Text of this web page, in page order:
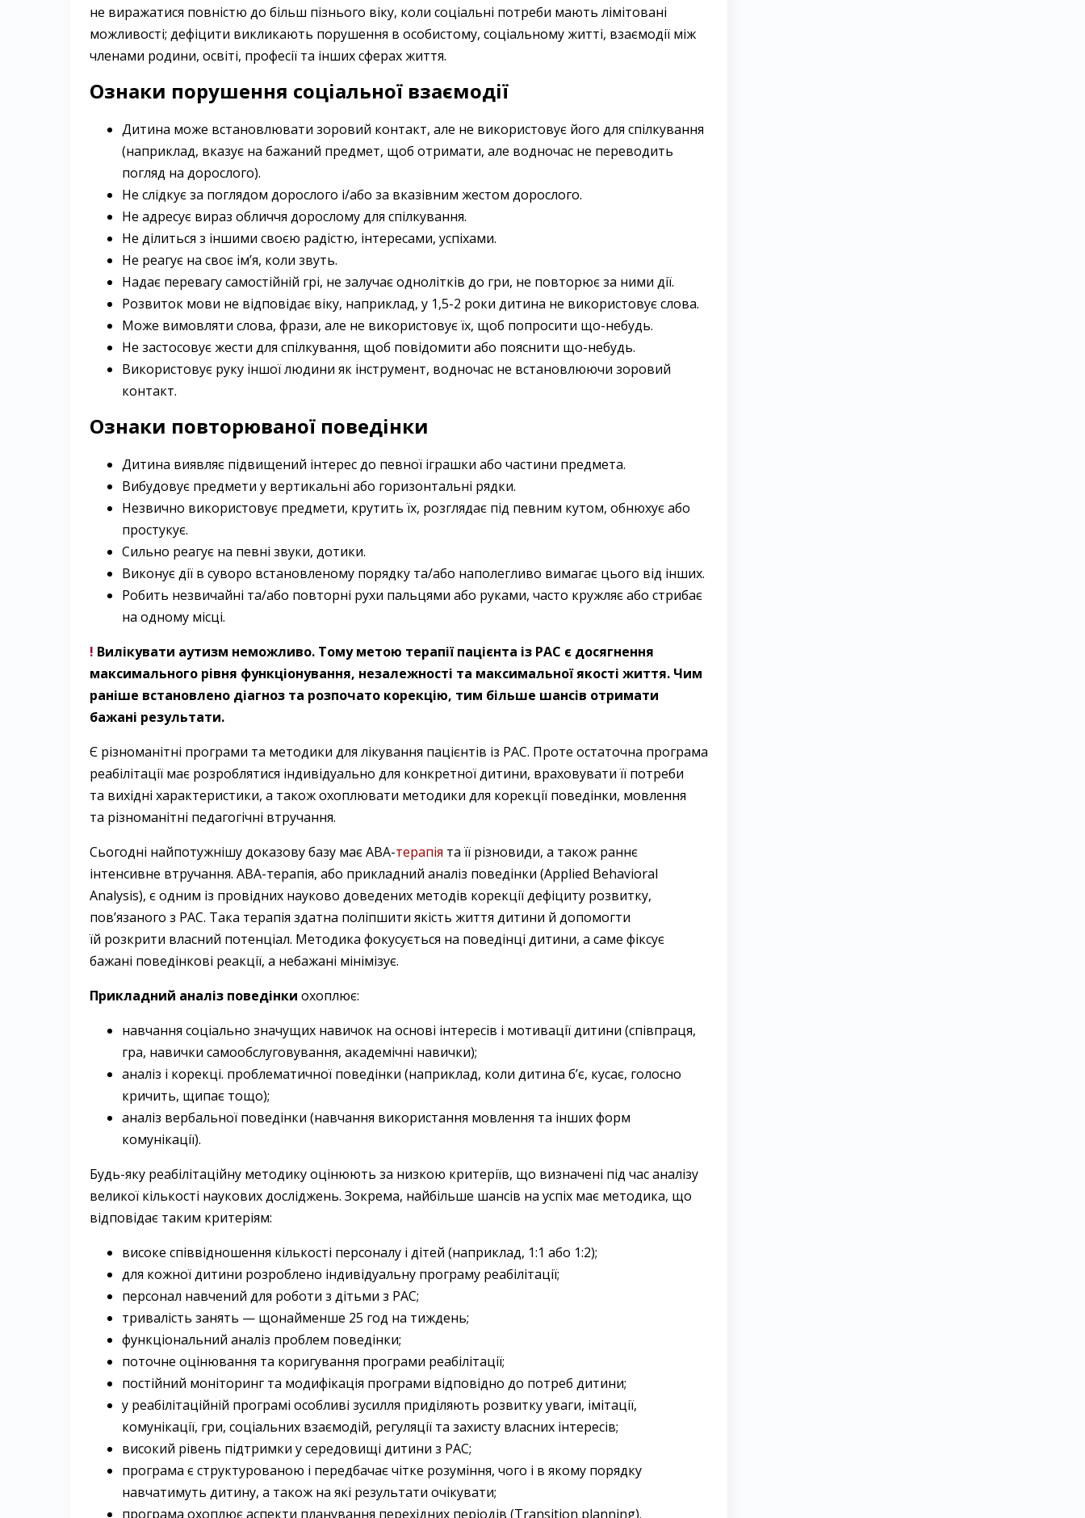
не виражатися повністю до більш пізнього віку, коли соціальні потреби мають лімітовані
можливості; дефіцити викликають порушення в особистому, соціальному житті, взаємодії між
членами родини, освіті, професії та інших сферах життя.
Ознаки порушення соціальної взаємодії
Дитина може встановлювати зоровий контакт, але не використовує його для спілкування
(наприклад, вказує на бажаний предмет, щоб отримати, але водночас не переводить
погляд на дорослого).
Не слідкує за поглядом дорослого і/або за вказівним жестом дорослого.
Не адресує вираз обличчя дорослому для спілкування.
Не ділиться з іншими своєю радістю, інтересами, успіхами.
Не реагує на своє ім’я, коли звуть.
Надає перевагу самостійній грі, не залучає однолітків до гри, не повторює за ними дії.
Розвиток мови не відповідає віку, наприклад, у 1,5-2 роки дитина не використовує слова.
Може вимовляти слова, фрази, але не використовує їх, щоб попросити що-небудь.
Не застосовує жести для спілкування, щоб повідомити або пояснити що-небудь.
Використовує руку іншої людини як інструмент, водночас не встановлюючи зоровий
контакт.
Ознаки повторюваної поведінки
Дитина виявляє підвищений інтерес до певної іграшки або частини предмета.
Вибудовує предмети у вертикальні або горизонтальні рядки.
Незвично використовує предмети, крутить їх, розглядає під певним кутом, обнюхує або
простукує.
Сильно реагує на певні звуки, дотики.
Виконує дії в суворо встановленому порядку та/або наполегливо вимагає цього від інших.
Робить незвичайні та/або повторні рухи пальцями або руками, часто кружляє або стрибає
на одному місці.
! Вилікувати аутизм неможливо. Тому метою терапії пацієнта із РАС є досягнення
максимального рівня функціонування, незалежності та максимальної якості життя. Чим
раніше встановлено діагноз та розпочато корекцію, тим більше шансів отримати
бажані результати.
Є різноманітні програми та методики для лікування пацієнтів із РАС. Проте остаточна програма
реабілітації має розроблятися індивідуально для конкретної дитини, враховувати її потреби
та вихідні характеристики, а також охоплювати методики для корекції поведінки, мовлення
та різноманітні педагогічні втручання.
Сьогодні найпотужнішу доказову базу має ABA-терапія та її різновиди, а також раннє
інтенсивне втручання. ABA-терапія, або прикладний аналіз поведінки (Applied Behavioral
Analysis), є одним із провідних науково доведених методів корекції дефіциту розвитку,
пов’язаного з РАС. Така терапія здатна поліпшити якість життя дитини й допомогти
їй розкрити власний потенціал. Методика фокусується на поведінці дитини, а саме фіксує
бажані поведінкові реакції, а небажані мінімізує.
Прикладний аналіз поведінки охоплює:
навчання соціально значущих навичок на основі інтересів і мотивації дитини (співпраця,
гра, навички самообслуговування, академічні навички);
аналіз і корекці. проблематичної поведінки (наприклад, коли дитина б’є, кусає, голосно
кричить, щипає тощо);
аналіз вербальної поведінки (навчання використання мовлення та інших форм
комунікації).
Будь-яку реабілітаційну методику оцінюють за низкою критеріїв, що визначені під час аналізу
великої кількості наукових досліджень. Зокрема, найбільше шансів на успіх має методика, що
відповідає таким критеріям:
високе співвідношення кількості персоналу і дітей (наприклад, 1:1 або 1:2);
для кожної дитини розроблено індивідуальну програму реабілітації;
персонал навчений для роботи з дітьми з РАС;
тривалість занять — щонайменше 25 год на тиждень;
функціональний аналіз проблем поведінки;
поточне оцінювання та коригування програми реабілітації;
постійний моніторинг та модифікація програми відповідно до потреб дитини;
у реабілітаційній програмі особливі зусилля приділяють розвитку уваги, імітації,
комунікації, гри, соціальних взаємодій, регуляції та захисту власних інтересів;
високий рівень підтримки у середовищі дитини з РАС;
програма є структурованою і передбачає чітке розуміння, чого і в якому порядку
навчатимуть дитину, а також на які результати очікувати;
програма охоплює аспекти планування перехідних періодів (Transition planning).